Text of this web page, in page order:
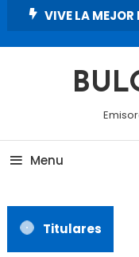
VIVE LA
Menu
Titulares